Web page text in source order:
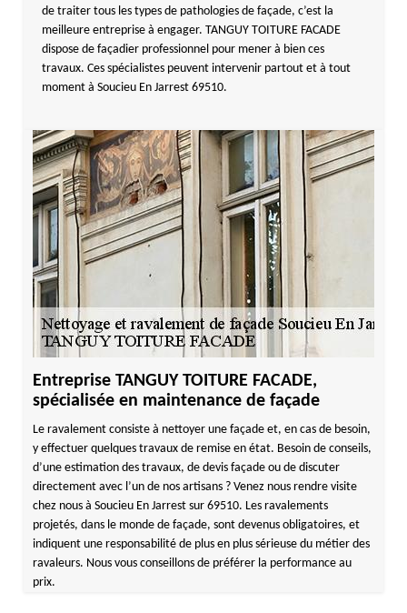
de traiter tous les types de pathologies de façade, c’est la
meilleure entreprise à engager. TANGUY TOITURE FACADE
dispose de façadier professionnel pour mener à bien ces
travaux. Ces spécialistes peuvent intervenir partout et à tout
moment à Soucieu En Jarrest 69510.
Entreprise TANGUY TOITURE FACADE,
spécialisée en maintenance de façade
Le ravalement consiste à nettoyer une façade et, en cas de besoin,
y effectuer quelques travaux de remise en état. Besoin de conseils,
d’une estimation des travaux, de devis façade ou de discuter
directement avec l’un de nos artisans ? Venez nous rendre visite
chez nous à Soucieu En Jarrest sur 69510. Les ravalements
projetés, dans le monde de façade, sont devenus obligatoires, et
indiquent une responsabilité de plus en plus sérieuse du métier des
ravaleurs. Nous vous conseillons de préférer la performance au
prix.